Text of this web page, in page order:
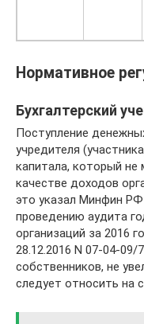
Нормативное
Бухгалтерский
Поступление
учредителя
капитала, который не
качестве доходов
это указал Минфин
проведению аудита
организаций за 2016
28.12.2016 N 07-04-
собственников, не
следует относить на